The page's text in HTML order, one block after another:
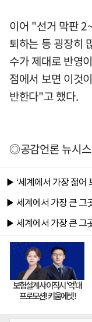
이어 "선거 막판
퇴하는 등 굉장히
수가 제대로 반영
점에서 보면 이것
반한다"고 했다.
◎공감언론 뉴시스